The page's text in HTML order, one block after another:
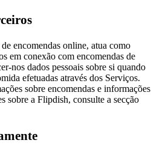
encomendas online, atua como
em conexão com encomendas de
nos dados pessoais sobre si quando
efetuadas através dos Serviços.
sobre encomendas e informações
sobre a Flipdish, consulte a secção